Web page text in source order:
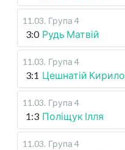
11.03. Група 4
3:0 Рудь Матвій
11.03. Група 4
3:1 Цешнатій Кирило
11.03. Група 4
1:3 Поліщук Ілля
11.03. Група 4